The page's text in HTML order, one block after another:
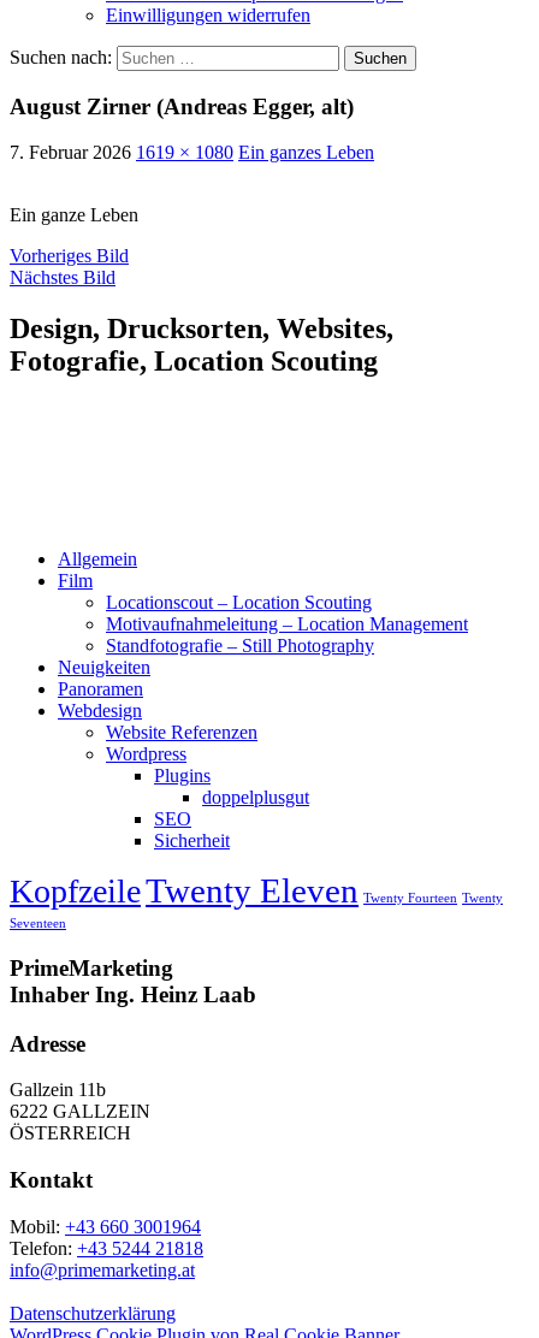
Einwilligungen widerrufen
Suchen nach:
August Zirner (Andreas Egger, alt)
7. Februar 2026 1619 × 1080 Ein ganzes Leben
Ein ganze Leben
Vorheriges Bild
Nächstes Bild
Design, Drucksorten, Websites,
Fotografie, Location Scouting
Allgemein
Film
Locationscout – Location Scouting
Motivaufnahmeleitung – Location Management
Standfotografie – Still Photography
Neuigkeiten
Panoramen
Webdesign
Website Referenzen
Wordpress
Plugins
doppelplusgut
SEO
Sicherheit
KopfzeileTwenty Eleven Twenty Fourteen Twenty
Seventeen
PrimeMarketing
Inhaber Ing. Heinz Laab
Adresse
Gallzein 11b
6222 GALLZEIN
ÖSTERREICH
Kontakt
Mobil: +43 660 3001964
Telefon: +43 5244 21818
info@primemarketing.at
Datenschutzerklärung